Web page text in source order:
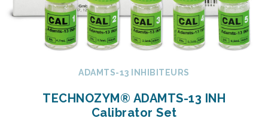
ADAMTS-13 INHIBITEURS
TECHNOZYM® ADAMTS-13 INH
Calibrator Set